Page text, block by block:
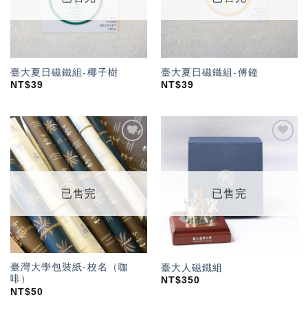
臺大夏日磁鐵組-椰子樹
NT$39
臺大夏日磁鐵組-傅鐘
NT$39
加入
「願
望輕
單」
已售完
臺灣大學包裝紙-校名（咖
啡）
NT$50
已售完
臺大人磁鐵組
NT$350